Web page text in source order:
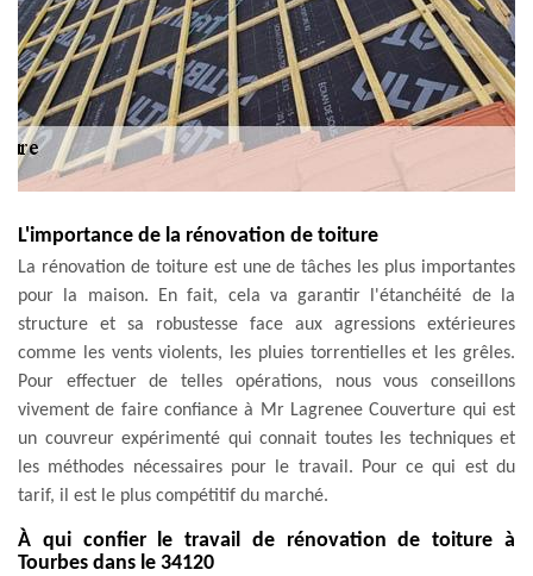
L'importance de la rénovation de toiture
La rénovation de toiture est une de tâches les plus importantes
pour la maison. En fait, cela va garantir l'étanchéité de la
structure et sa robustesse face aux agressions extérieures
comme les vents violents, les pluies torrentielles et les grêles.
Pour effectuer de telles opérations, nous vous conseillons
vivement de faire confiance à Mr Lagrenee Couverture qui est
un couvreur expérimenté qui connait toutes les techniques et
les méthodes nécessaires pour le travail. Pour ce qui est du
tarif, il est le plus compétitif du marché.
À qui confier le travail de rénovation de toiture à
Tourbes dans le 34120